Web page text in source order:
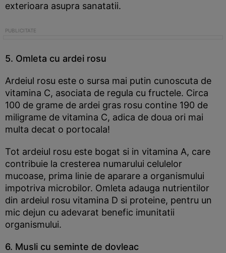
exterioara asupra sanatatii.
5. Omleta cu ardei rosu
Ardeiul rosu este o sursa mai putin cunoscuta de
vitamina C, asociata de regula cu fructele. Circa
100 de grame de ardei gras rosu contine 190 de
miligrame de vitamina C, adica de doua ori mai
multa decat o portocala!
Tot ardeiul rosu este bogat si in vitamina A, care
contribuie la cresterea numarului celulelor
mucoase, prima linie de aparare a organismului
impotriva microbilor. Omleta adauga nutrientilor
din ardeiul rosu vitamina D si proteine, pentru un
mic dejun cu adevarat benefic imunitatii
organismului.
6. Musli cu seminte de dovleac